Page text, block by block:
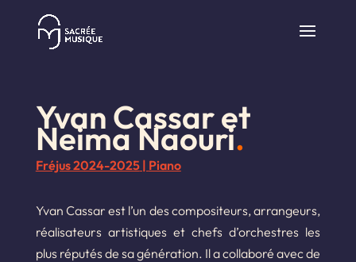
Yvan Cassar et
Neima Naouri.
Fréjus 2024-2025| Piano
Yvan Cassar est l’un des compositeurs, arrangeurs,
réalisateurs artistiques et chefs d’orchestres les
plus réputés de sa génération. Il a collaboré avec de